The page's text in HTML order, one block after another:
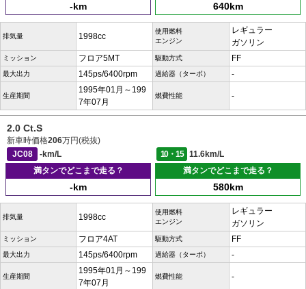
-km 640km
排気量 1998cc
使用燃料
エンジン
レギュラー
ガソリン
ミッション フロア5MT 駆動方式 FF
最大出力 145ps/6400rpm 過給器（ターボ） -
生産期間
1995年01月～199
7年07月
燃費性能 -
2.0 Ct.S
新車時価格206万円(税抜)
JC08
-km/L 10・15
11.6km/L
満タンでどこまで走る？
-km
満タンでどこまで走る？
580km
排気量 1998cc
使用燃料
エンジン
レギュラー
ガソリン
ミッション フロア4AT 駆動方式 FF
最大出力 145ps/6400rpm 過給器（ターボ） -
生産期間
1995年01月～199
7年07月
燃費性能 -